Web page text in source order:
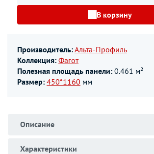
В корзину
Производитель:Альта-Профиль
Коллекция: Фагот
Полезная площадь панели: 0.461 м²
Размер: 450*1160 мм
Описание
Характеристики